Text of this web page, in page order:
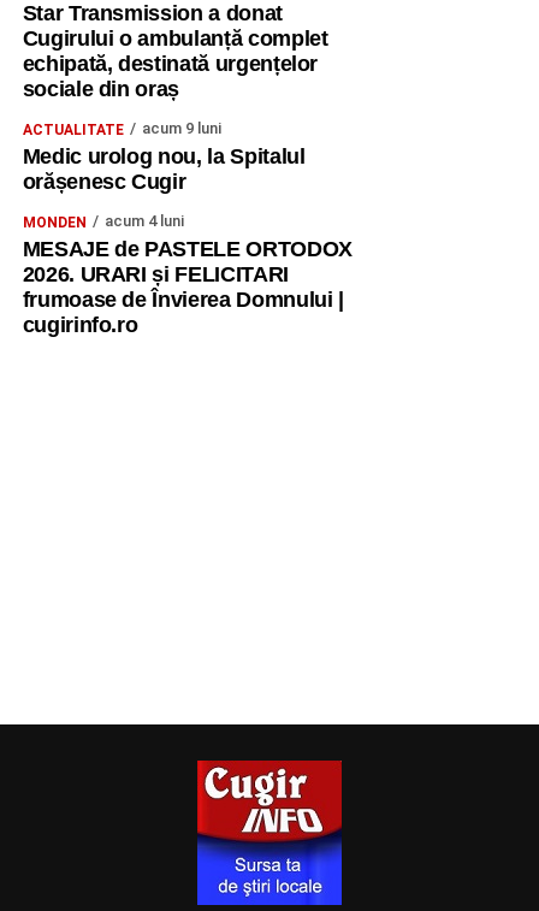
Star Transmission a donat
Cugirului o ambulanță complet
echipată, destinată urgențelor
sociale din oraș
ACTUALITATE acum 9 luni
Medic urolog nou, la Spitalul
orășenesc Cugir
MONDEN acum 4 luni
MESAJE de PASTELE ORTODOX
2026. URARI și FELICITARI
frumoase de Învierea Domnului |
cugirinfo.ro